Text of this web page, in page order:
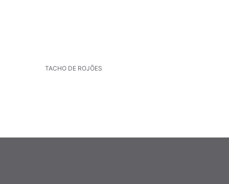
TACHO DE ROJÕES